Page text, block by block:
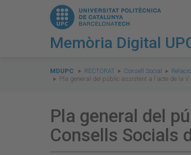
Memòria Digital
are
here:
MDUPC RECTORAT Consell Social
Pla general del públic assistent a l'acte de la
Pla general del
Consells Socials